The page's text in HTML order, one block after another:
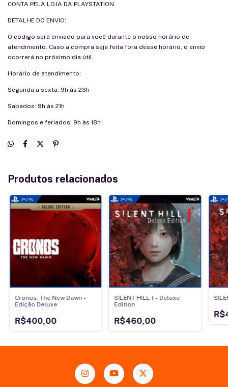
CONTA PELA LOJA DA PLAYSTATION.
DETALHE DO ENVIO:
O código será enviado para você durante o nosso horário de
atendimento. Caso a compra seja feita fora desse horário, o envio
ocorrerá no próximo dia útil.
Horário de atendimento:
Segunda a sexta: 9h às 23h
Sabados: 9h às 21h
Domingos e feriados: 9h às 18h
Produtos relacionados
Cronos: The New Dawn -
Edição Deluxe
R$400,00
SILENT HILL f - Deluxe
Edition
R$460,00